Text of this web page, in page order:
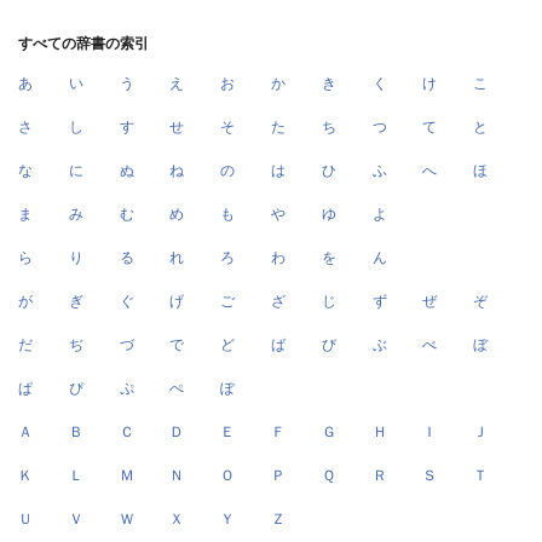
すべての辞書の索引
あ い う え お か き く け こ
さ し す せ そ た ち つ て と
な に ぬ ね の は ひ ふ へ ほ
ま み む め も や ゆ よ
ら り る れ ろ わ を ん
が ぎ ぐ げ ご ざ じ ず ぜ ぞ
だ ぢ づ で ど ば び ぶ べ ぼ
ぱ ぴ ぷ ぺ ぽ
Ａ Ｂ Ｃ Ｄ Ｅ Ｆ Ｇ Ｈ Ｉ Ｊ
Ｋ Ｌ Ｍ Ｎ Ｏ Ｐ Ｑ Ｒ Ｓ Ｔ
Ｕ Ｖ Ｗ Ｘ Ｙ Ｚ